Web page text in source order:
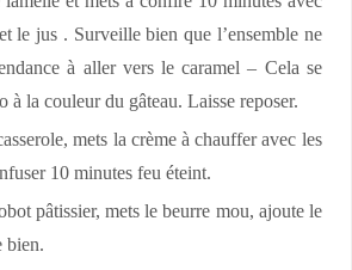
le jus . Surveille bien que l’ensemble ne
à aller vers le caramel – Cela se
à la couleur du gâteau. Laisse reposer.
mets la crème à chauffer avec les
10 minutes feu éteint.
pâtissier, mets le beurre mou, ajoute le
bien.